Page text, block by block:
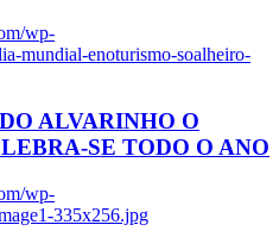
wp-
mundial-enoturismo-soalheiro-
ALVARINHO O
SE TODO O ANO
wp-
335x256.jpg